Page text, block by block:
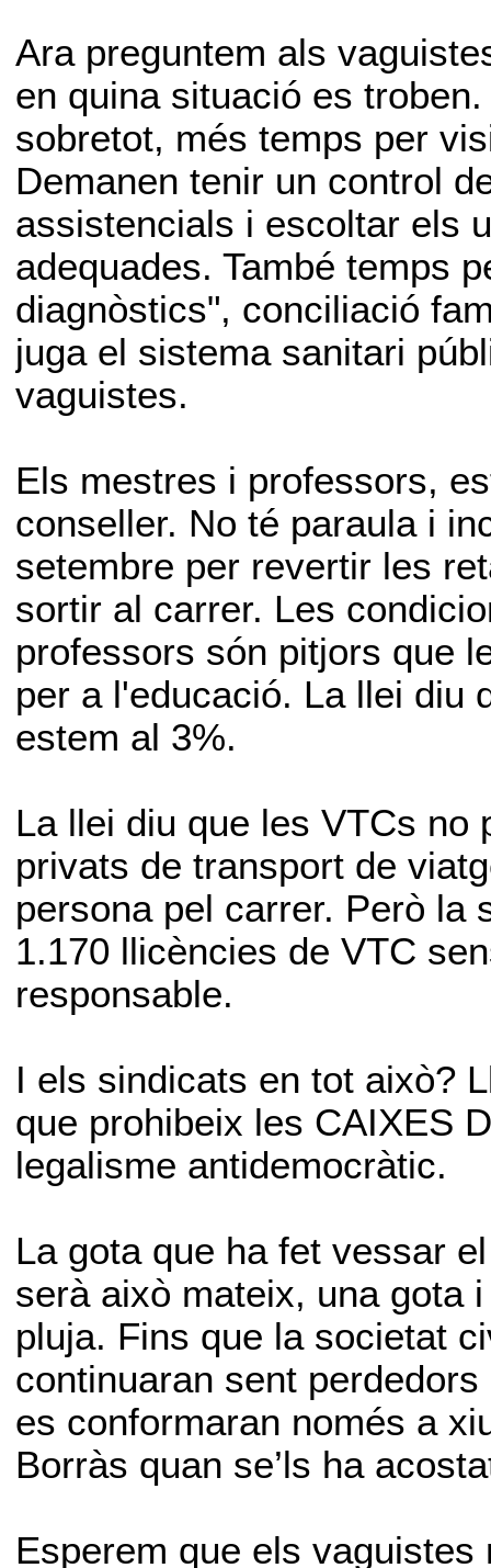
Ara preguntem als
en quina situació es
sobretot, més temps per
Demanen tenir un control
assistencials i escoltar els
adequades. També temps
diagnòstics", conciliació
juga el sistema sanitari
vaguistes.
Els mestres i professors,
conseller. No té paraula i
setembre per revertir les
sortir al carrer. Les
professors són pitjors que
per a l'educació. La llei diu
estem al 3%.
La llei diu que les VTCs no
privats de transport de
persona pel carrer. Però la
1.170 llicències de VTC
responsable.
I els sindicats en tot això?
que prohibeix les CAIXES
legalisme antidemocràtic.
La gota que ha fet vessar
serà això mateix, una gota
pluja. Fins que la societat
continuaran sent
es conformaran només a
Borràs quan se’ls ha
Esperem que els